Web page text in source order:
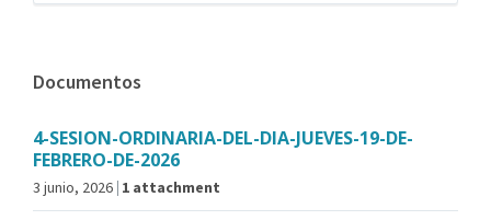
Documentos
4-SESION-ORDINARIA-DEL-DIA-JUEVES-19-DE-
FEBRERO-DE-2026
3 junio, 2026 1 attachment